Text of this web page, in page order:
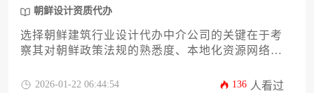
朝鲜设计资质代办
选择朝鲜建筑行业设计代办中介公司的关键在于考
察其对朝鲜政策法规的熟悉度、本地化资源网络及
价来筛选可靠合作伙伴。
2026-01-22 06:44:54 136 人看过